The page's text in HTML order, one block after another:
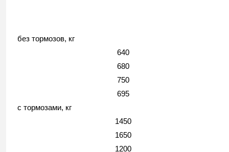
без тормозов, кг
640
680
750
695
с тормозами, кг
1450
1650
1200